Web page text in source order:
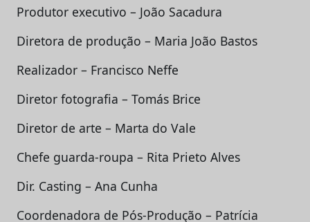
Produtor executivo – João Sacadura
Diretora de produção – Maria João Bastos
Realizador – Francisco Neffe
Diretor fotografia – Tomás Brice
Diretor de arte – Marta do Vale
Chefe guarda-roupa – Rita Prieto Alves
Dir. Casting – Ana Cunha
Coordenadora de Pós-Produção – Patrícia